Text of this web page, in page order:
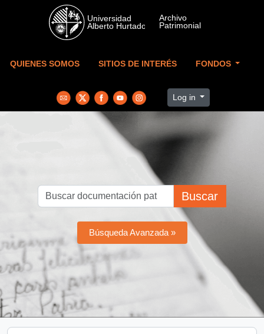
Skip to main content
QUIENES SOMOS SITIOS DE INTERÉS FONDOS
Log in
Buscar
Búsqueda Avanzada »